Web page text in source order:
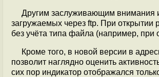
Другим заслуживающим внимания
загружаемых через ftp. При открытии
без учёта типа файла (например, при
Кроме того, в новой версии в
позволит наглядно оценить
сих пор индикатор отображался